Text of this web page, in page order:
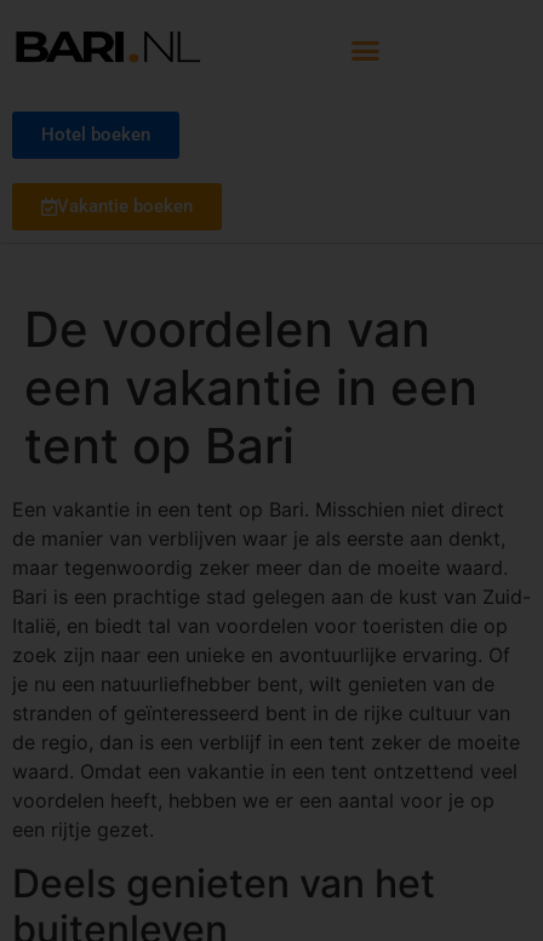
Hotel boeken
Vakantie boeken
De voordelen van
een vakantie in een
tent op Bari
Een vakantie in een tent op Bari. Misschien niet direct
de manier van verblijven waar je als eerste aan denkt,
maar tegenwoordig zeker meer dan de moeite waard.
Bari is een prachtige stad gelegen aan de kust van Zuid-
Italië, en biedt tal van voordelen voor toeristen die op
zoek zijn naar een unieke en avontuurlijke ervaring. Of
je nu een natuurliefhebber bent, wilt genieten van de
stranden of geïnteresseerd bent in de rijke cultuur van
de regio, dan is een verblijf in een tent zeker de moeite
waard. Omdat een vakantie in een tent ontzettend veel
voordelen heeft, hebben we er een aantal voor je op
een rijtje gezet.
Deels genieten van het
buitenleven